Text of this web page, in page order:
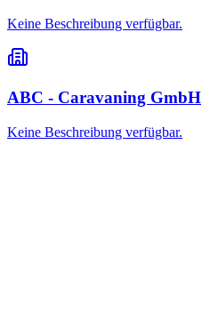
Keine Beschreibung verfügbar.
ABC - Caravaning GmbH
Keine Beschreibung verfügbar.